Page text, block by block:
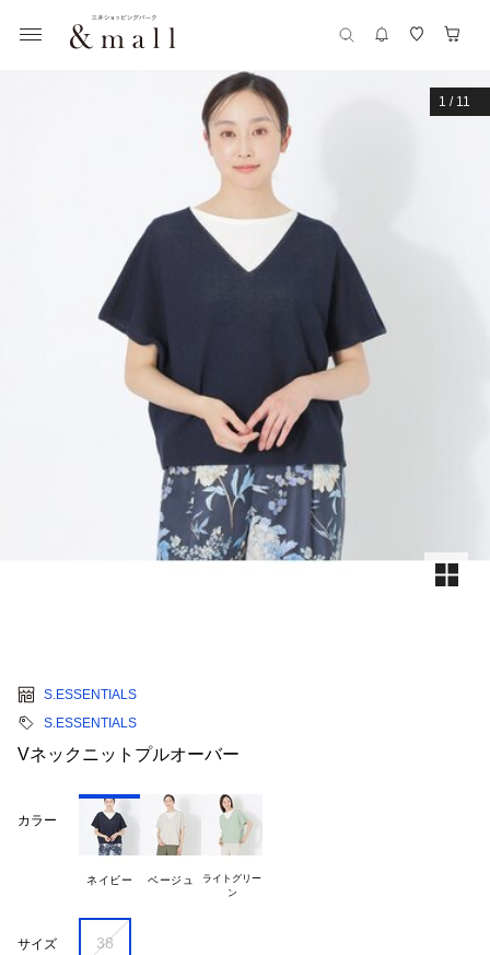
1 / 11
S.ESSENTIALS
S.ESSENTIALS
Vネックニットプルオーバー
カラー
ネイビー ベージュ
ライトグリー
サイズ 38